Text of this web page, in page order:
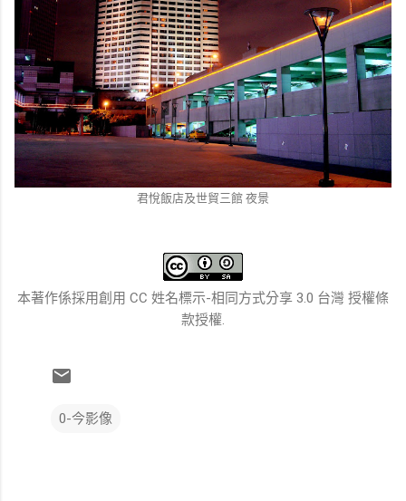
君悅飯店及世貿三館 夜景
本著作係採用創用 CC 姓名標示-相同方式分享 3.0 台灣 授權條
款授權.
0-今影像